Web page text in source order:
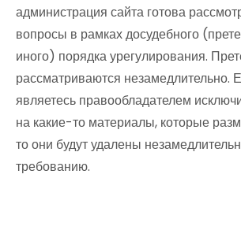
администрация сайта готова
вопросы в рамках досудебного
иного) порядка урегулирования.
рассматриваются незамедлительно.
являетесь правообладателем
на какие-то материалы, которые
то они будут удалены
требованию.